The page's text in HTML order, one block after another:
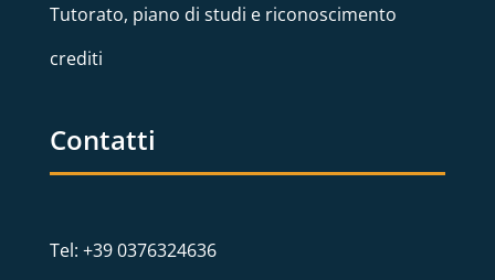
Tutorato, piano di studi e riconoscimento
crediti
Contatti
Tel: +39 0376324636